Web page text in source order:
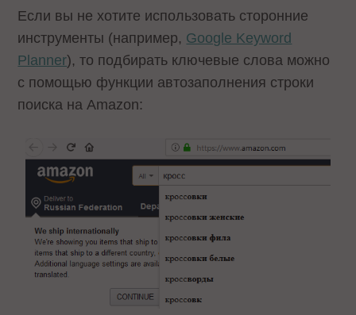
Если вы не хотите использовать сторонние
инструменты (например, Google Keyword
Planner), то подбирать ключевые слова можно
с помощью функции автозаполнения строки
поиска на Amazon: